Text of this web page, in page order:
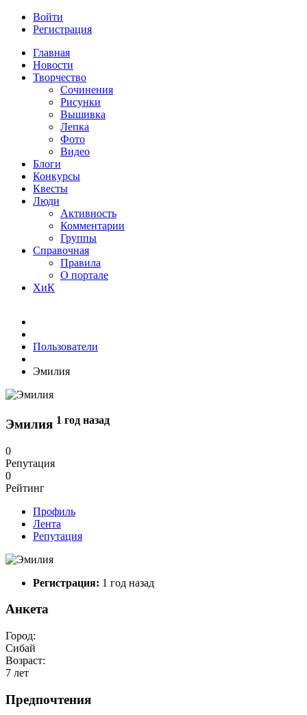
Войти
Регистрация
Главная
Новости
Творчество
Сочинения
Рисунки
Вышивка
Лепка
Фото
Видео
Блоги
Конкурсы
Квесты
Люди
Активность
Комментарии
Группы
Справочная
Правила
О портале
ХиК
Пользователи
Эмилия
Эмилия 1 год назад
0
Репутация
0
Рейтинг
Профиль
Лента
Репутация
Регистрация: 1 год назад
Анкета
Город:
Сибай
Возраст:
7 лет
Предпочтения